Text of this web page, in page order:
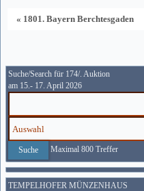
« 1801. Bayern Berchtesgaden
Suche/Search für 174/. Auktion
am 15.- 17. April 2026
Maximal 800 Treffer
TEMPELHOFER MÜNZENHAUS